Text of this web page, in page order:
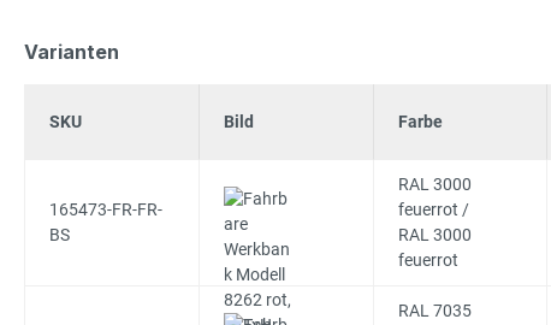
Varianten
SKU Bild Farbe
165473-FR-FR-
BS
RAL 3000
feuerrot /
RAL 3000
feuerrot
RAL 7035